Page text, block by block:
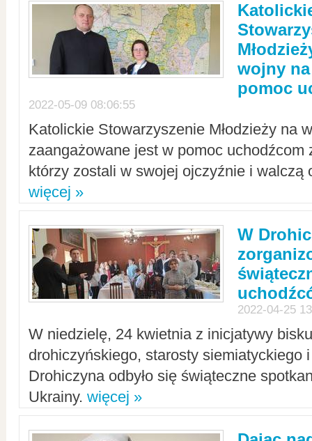
wojny
pomoc
2022-05-09 08:06:55
Katolickie Stowarzyszenie Młodzieży na
zaangażowane jest w pomoc uchodźcom
którzy zostali w swojej ojczyźnie i walczą
więcej »
W
2022-04-25
W niedzielę, 24 kwietnia z inicjatywy
drohiczyńskiego, starosty siemiatyckiego
Drohiczyna odbyło się świąteczne
Ukrainy. więcej »